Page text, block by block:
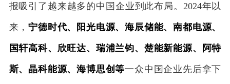
报吸引了越来越多的中国企业到此布局。2024年以
来，宁德时代、阳光电源、海辰储能、南都电源、
国轩高科、欣旺达、瑞浦兰钧、楚能新能源、阿特
斯、晶科能源、海博思创等一众中国企业先后拿下